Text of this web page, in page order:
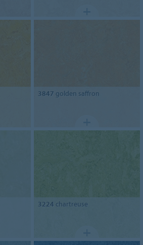
3847 golden saffron
3224 chartreuse